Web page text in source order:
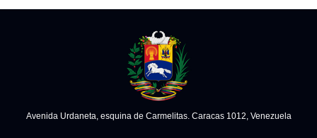
Avenida Urdaneta, esquina de Carmelitas. Caracas 1012, Venezuela